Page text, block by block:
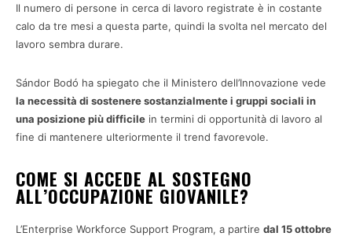
Il numero di persone in cerca di lavoro registrate è in costante
calo da tre mesi a questa parte, quindi la svolta nel mercato del
lavoro sembra durare.
Sándor Bodó ha spiegato che il Ministero dell’Innovazione vede
la necessità di sostenere sostanzialmente i gruppi sociali in
una posizione più difficile in termini di opportunità di lavoro al
fine di mantenere ulteriormente il trend favorevole.
COME SI ACCEDE AL SOSTEGNO
ALL’OCCUPAZIONE GIOVANILE?
L’Enterprise Workforce Support Program, a partire dal 15 ottobre